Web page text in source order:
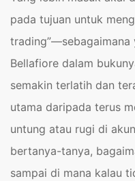
pada tujuan untuk
trading”—sebagaimana
Bellafiore dalam
semakin terlatih dan
utama daripada terus
untung atau rugi di
bertanya-tanya,
sampai di mana kalau